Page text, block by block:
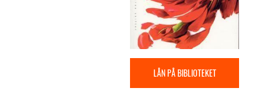
LÅN PÅ BIBLIOTEKET